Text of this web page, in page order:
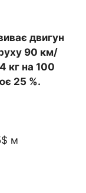
двигун
90 км/
кг на 100
25 %.
м